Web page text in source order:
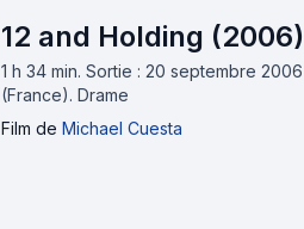
12 and Holding (2006)
1 h 34 min. Sortie : 20 septembre 2006
(France). Drame
Film de Michael Cuesta